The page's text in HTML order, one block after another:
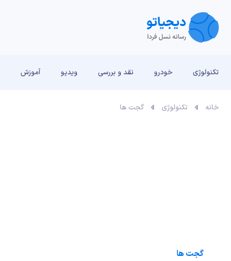
تکنولوژی خودرو نقد و بررسی‌ ویدیو آموزش
خانه تکنولوژی گجت ها
گجت ها